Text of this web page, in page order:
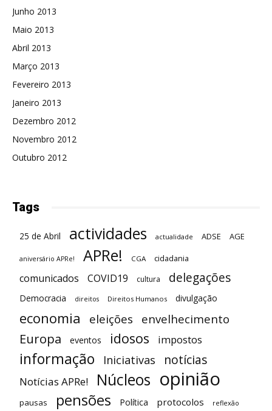
Junho 2013
Maio 2013
Abril 2013
Março 2013
Fevereiro 2013
Janeiro 2013
Dezembro 2012
Novembro 2012
Outubro 2012
Tags
25 de Abril actividades actualidade ADSE AGE
aniversário APRe! APRe! CGA cidadania
comunicados COVID19 cultura delegações
Democracia direitos Direitos Humanos divulgação
economia eleições envelhecimento
Europa eventos idosos impostos
informação Iniciativas notícias
Notícias APRe! Núcleos opinião
pausas pensões Política protocolos reflexão